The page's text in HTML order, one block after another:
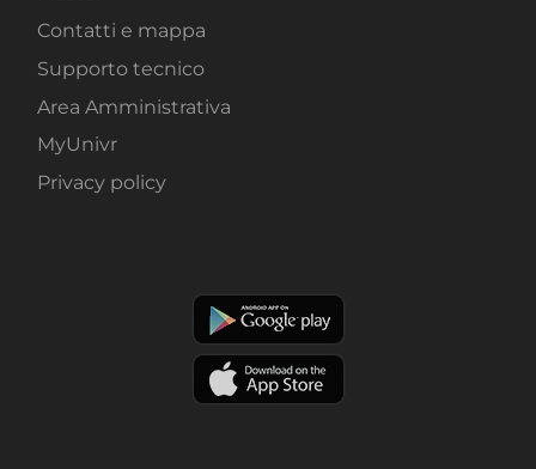
Contatti e mappa
Supporto tecnico
Area Amministrativa
MyUnivr
Privacy policy